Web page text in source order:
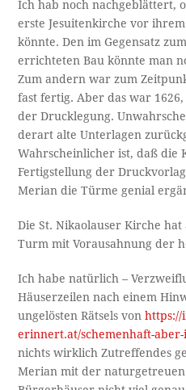
Ich hab noch nachgeblättert,
erste Jesuitenkirche vor
könnte. Den im Gegensatz
errichteten Bau könnte man
Zum andern war zum
fast fertig. Aber das war
der Drucklegung.
derart alte Unterlagen
Wahrscheinlicher ist, daß die
Fertigstellung der
Merian die Türme genial
Die St. Nikaolauser Kirche
Turm mit Vorausahnung der
Ich habe natürlich –
Häuserzeilen nach einem
ungelösten Rätsels vonhttps://
erinnert.at/schemenhaft-
nichts wirklich Zutreffendes
Merian mit der